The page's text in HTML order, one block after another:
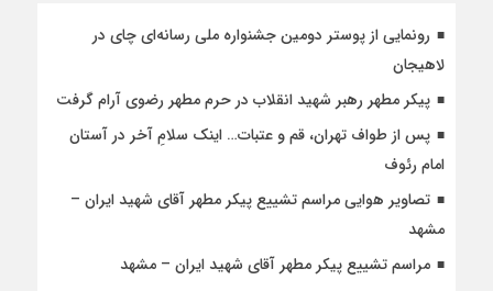
رونمایی از پوستر دومین جشنواره ملی رسانه‌ای چای در
لاهیجان
پیکر مطهر رهبر شهید انقلاب در حرم مطهر رضوی آرام گرفت
پس از طواف تهران، قم و عتبات… اینک سلامِ آخر در آستان
امام رئوف
تصاویر هوایی مراسم تشییع پیکر مطهر آقای شهید ایران –
مشهد
مراسم تشییع پیکر مطهر آقای شهید ایران – مشهد